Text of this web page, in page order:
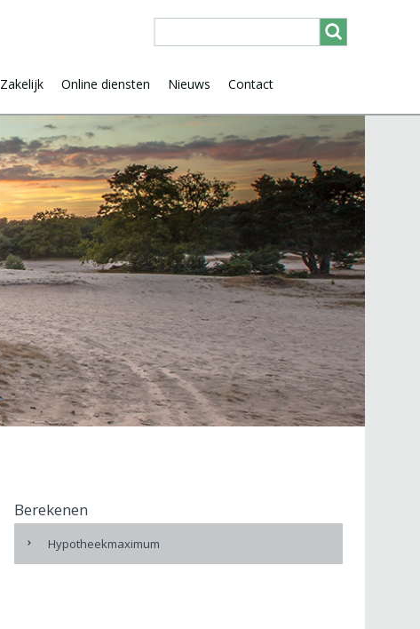
Berekenen
Hypotheekmaximum
Zakelijk Online diensten Nieuws Contact